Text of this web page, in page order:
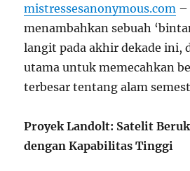
mistressesanonymous.com –
menambahkan sebuah
langit pada akhir dekade ini,
utama untuk memecahkan
terbesar tentang alam
Proyek Landolt: Satelit
dengan Kapabilitas Tinggi